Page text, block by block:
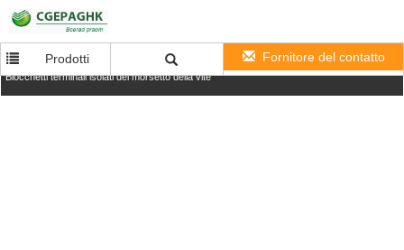
Prodotti Fornitore del contatto
Blocchetti terminali isolati del morsetto della vite